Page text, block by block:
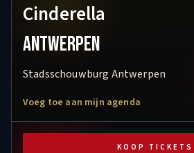
Cinderella
Antwerpen
Stadsschouwburg Antwerpen
Voeg toe aan mijn agenda
KOOP TICKETS